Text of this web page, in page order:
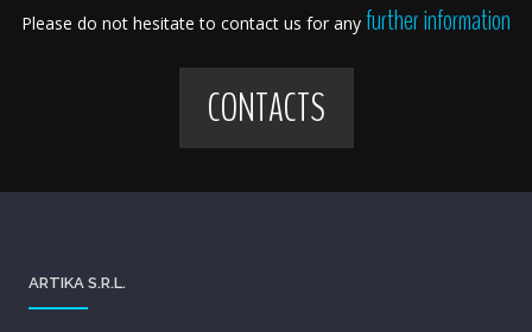
Please do not hesitate to contact us for any further information
CONTACTS
ARTIKA S.R.L.